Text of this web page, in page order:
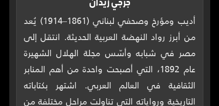
عن الموقع
ENGLISH
أديب ومؤرخ وصحفي لبناني (1861–1914) يُعد
من أبرز رواد النهضة العربية الحديثة. انتقل إلى
مصر في شبابه وأسّس مجلة الهلال الشهيرة
عام 1892، التي أصبحت واحدة من أهم المنابر
الثقافية في العالم العربي. اشتهر بكتاباته
التاريخية ورواياته التي تناولت مراحل مختلفة من